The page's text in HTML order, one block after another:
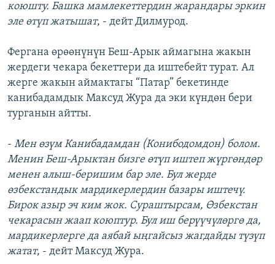
коюшту. Башка мамлекеттердин жарандары эркин
эле өтүп жатышат, - дейт Дилмурод.
Фергана өрөөнүнүн Беш-Арык аймагына жакын
жердеги чекара бекеттери да иштебейт турат. Ал
жерге жакын аймактагы “Патар” бекетинде
канибадамдык Максуд Жура да эки күндөн бери
турганын айтты.
- Мен өзүм Канибадамдан (Конибодомдон) болом.
Менин Беш-Арыктан бизге өтүп иштеп жүргөндөр
менен алыш-беришим бар эле. Бул жерде
өзбекстандык мардикерлердин базары иштечү.
Бирок азыр эч ким жок. Сураштырсам, Өзбекстан
чекарасын жаап коюптур. Бул иш берүүчүлөргө да,
мардикерлерге да аябай ыңгайсыз жагдайды түзүп
жатат, - дейт Максуд Жура.